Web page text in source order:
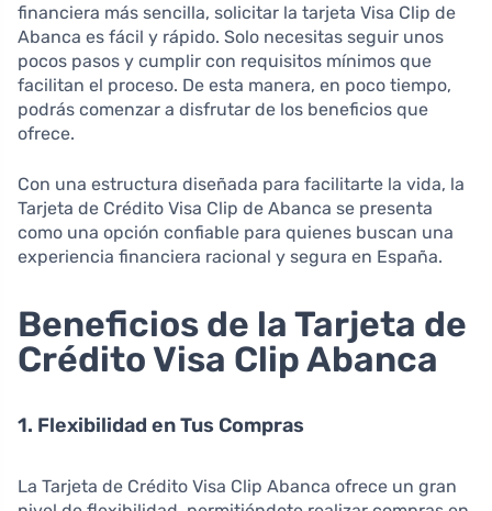
financiera más sencilla, solicitar la tarjeta Visa Clip de
Abanca es fácil y rápido. Solo necesitas seguir unos
pocos pasos y cumplir con requisitos mínimos que
facilitan el proceso. De esta manera, en poco tiempo,
podrás comenzar a disfrutar de los beneficios que
ofrece.
Con una estructura diseñada para facilitarte la vida, la
Tarjeta de Crédito Visa Clip de Abanca se presenta
como una opción confiable para quienes buscan una
experiencia financiera racional y segura en España.
Beneficios de la Tarjeta de
Crédito Visa Clip Abanca
1. Flexibilidad en Tus Compras
La Tarjeta de Crédito Visa Clip Abanca ofrece un gran